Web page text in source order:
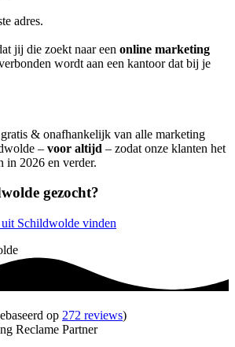
adres.
jij die zoekt naar een online marketing
wordt aan een kantoor dat bij je
& onafhankelijk van alle marketing
– voor altijd – zodat onze klanten het
in 2026 en verder.
gezocht?
Schildwolde vinden
op 272 reviews)